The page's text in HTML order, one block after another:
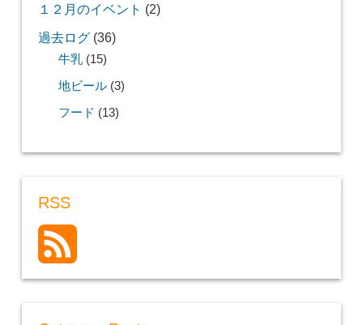
１２月のイベント (2)
過去ログ(36)
牛乳(15)
地ビール(3)
フード (13)
RSS